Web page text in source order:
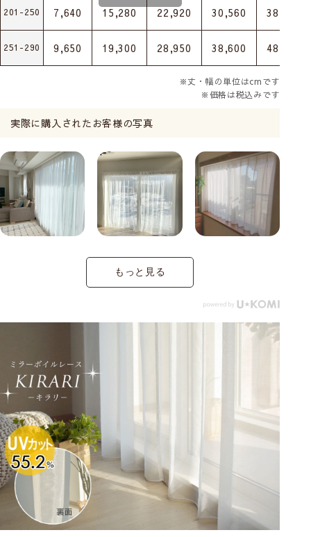
201-250 7,640 15,280 22,920 30,560 38,200
251-290 9,650 19,300 28,950 38,600 48,250
※丈・幅の単位はcmです
※価格は税込みです
実際に購入されたお客様の写真
もっと見る